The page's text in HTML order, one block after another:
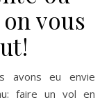
vous
faire un vol en